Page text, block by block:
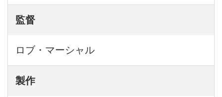
監督
ロブ・マーシャル
製作